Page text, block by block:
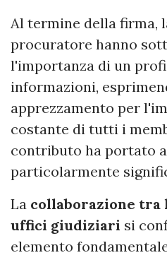
Al termine della firma,
procuratore hanno
l'importanza di un
informazioni,
apprezzamento per
costante di tutti i
contributo ha portato
particolarmente
La collaborazione tra
uffici giudiziari si
elemento